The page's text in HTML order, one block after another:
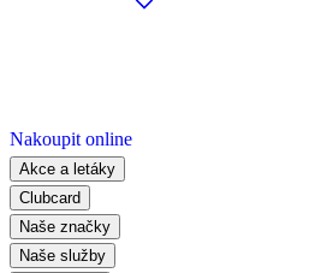
Nakoupit online
Akce a letáky
Clubcard
Naše značky
Naše služby